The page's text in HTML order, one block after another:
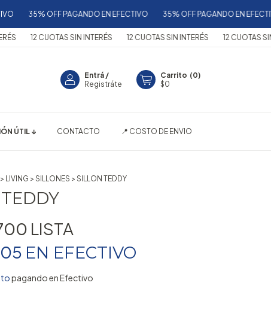
OFF PAGANDO EN EFECTIVO 35% OFF PAGANDO EN EFECTIVO 35%
SIN INTERÉS 12 CUOTAS SIN INTERÉS 12 CUOTAS SIN INTERÉS
Entrá /
Registráte
Carrito (0)
$0
ÚTIL ↓ CONTACTO 📍 COSTO DE ENVIO
> LIVING > SILLONES > SILLON TEDDY
EN EFECTIVO
pagando en Efectivo